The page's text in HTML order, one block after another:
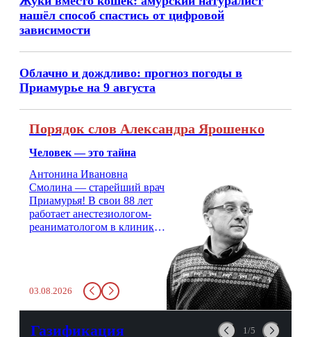
нашёл способ спастись от цифровой
зависимости
Облачно и дождливо: прогноз погоды в
Приамурье на 9 августа
Порядок слов Александра Ярошенко
Человек — это тайна
Антонина Ивановна
Смолина — старейший врач
Приамурья! В свои 88 лет
работает анестезиологом-
реаниматологом в клинике
стажем о жизни, смерти
душе и духе. Откровенно о
03.08.2026
Газификация 1/5